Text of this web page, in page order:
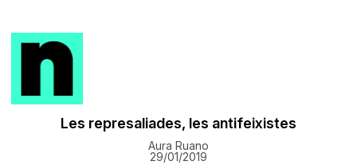
Les represaliades, les antifeixistes
Aura Ruano
29/01/2019